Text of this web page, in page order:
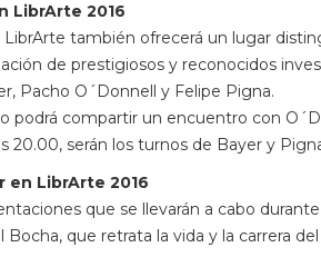
LibrArte 2016
LibrArte también ofrecerá un lugar
de prestigiosos y reconocidos
Pacho O´Donnell y Felipe Pigna.
podrá compartir un encuentro con
20.00, serán los turnos de Bayer y
en LibrArte 2016
que se llevarán a cabo
Bocha, que retrata la vida y la carrera